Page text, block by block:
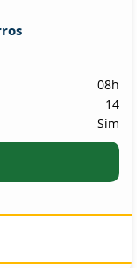
08h
14
Sim